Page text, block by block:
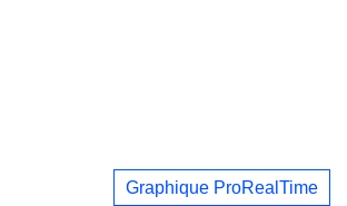
Graphique ProRealTime